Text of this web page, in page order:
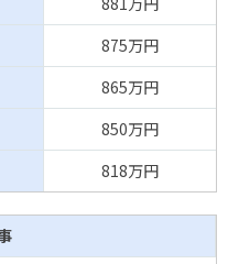
875万円
865万円
850万円
818万円